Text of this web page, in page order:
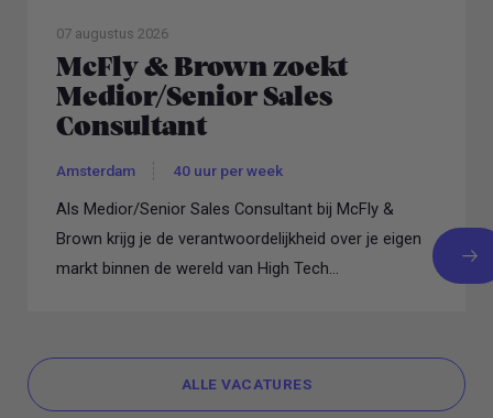
07 augustus 2026
McFly & Brown zoekt
Medior/Senior Sales
Consultant
Amsterdam 40 uur per week
Als Medior/Senior Sales Consultant bij McFly &
Brown krijg je de verantwoordelijkheid over je eigen
markt binnen de wereld van High Tech...
ALLE VACATURES